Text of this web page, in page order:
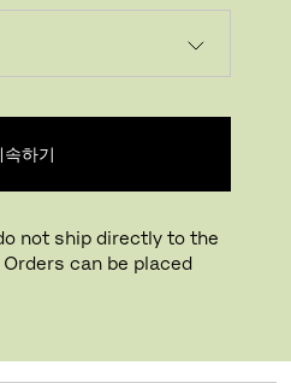
속하기
not ship directly to the
can be placed
장 찾기
International. From here we do not offer
with your local store.